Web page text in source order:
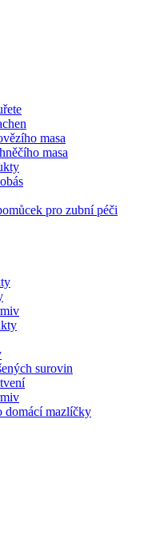
masa
masa
pro zubní péči
surovin
domácí mazlíčky